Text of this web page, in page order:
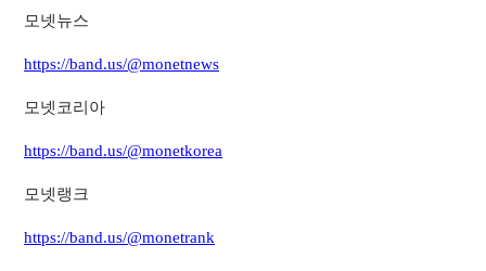
모넷뉴스
https://band.us/@monetnews
모넷코리아
https://band.us/@monetkorea
모넷랭크
https://band.us/@monetrank